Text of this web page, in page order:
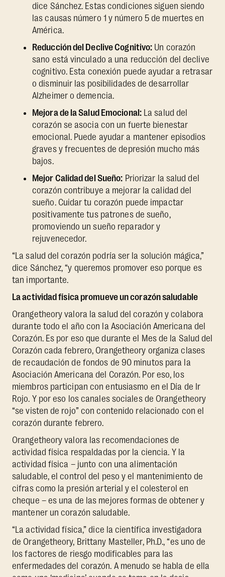
dice Sánchez. Estas condiciones siguen siendo
las causas número 1 y número 5 de muertes en
América.
Reducción del Declive Cognitivo: Un corazón
sano está vinculado a una reducción del declive
cognitivo. Esta conexión puede ayudar a retrasar
o disminuir las posibilidades de desarrollar
Alzheimer o demencia.
Mejora de la Salud Emocional:La salud del
corazón se asocia con un fuerte bienestar
emocional. Puede ayudar a mantener episodios
graves y frecuentes de depresión mucho más
bajos.
Mejor Calidad del Sueño: Priorizar la salud del
corazón contribuye a mejorar la calidad del
sueño. Cuidar tu corazón puede impactar
positivamente tus patrones de sueño,
promoviendo un sueño reparador y
rejuvenecedor.
“La salud del corazón podría ser la solución mágica,”
dice Sánchez, “y queremos promover eso porque es
tan importante.
La actividad física promueve un corazón saludable
Orangetheory valora la salud del corazón y colabora
durante todo el año con la Asociación Americana del
Corazón. Es por eso que durante el Mes de la Salud del
Corazón cada febrero, Orangetheory organiza clases
de recaudación de fondos de 90 minutos para la
Asociación Americana del Corazón. Por eso, los
miembros participan con entusiasmo en el Día de Ir
Rojo. Y por eso los canales sociales de Orangetheory
“se visten de rojo” con contenido relacionado con el
corazón durante febrero.
Orangetheory valora las recomendaciones de
actividad física respaldadas por la ciencia. Y la
actividad física – junto con una alimentación
saludable, el control del peso y el mantenimiento de
cifras como la presión arterial y el colesterol en
cheque – es una de las mejores formas de obtener y
mantener un corazón saludable.
“La actividad física,” dice la científica investigadora
de Orangetheory, Brittany Masteller, Ph.D., “es uno de
los factores de riesgo modificables para las
enfermedades del corazón. A menudo se habla de ella